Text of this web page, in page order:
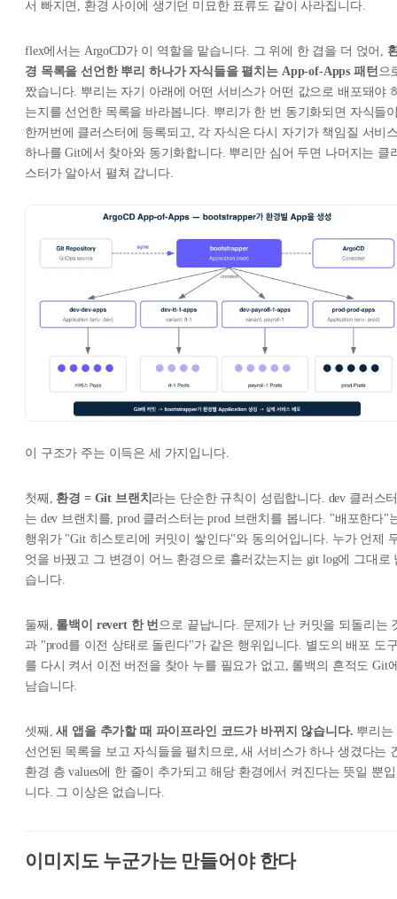
서 빠지면, 환경 사이에 생기던 미묘한 표류도 같이 사라집니다.
flex에서는 ArgoCD가 이 역할을 맡습니다. 그 위에 한 겹을 더 얹어,
경 목록을 선언한 뿌리 하나가 자식들을 펼치는 App-of-Apps 패턴 으
짰습니다. 뿌리는 자기 아래에 어떤 서비스가 어떤 값으로 배포돼야
는지를 선언한 목록을 바라봅니다. 뿌리가 한 번 동기화되면 자식들
한꺼번에 클러스터에 등록되고, 각 자식은 다시 자기가 책임질 서비
하나를 Git에서 찾아와 동기화합니다. 뿌리만 심어 두면 나머지는 클
스터가 알아서 펼쳐 갑니다.
이 구조가 주는 이득은 세 가지입니다.
첫째, 환경 = Git 브랜치 라는 단순한 규칙이 성립합니다. dev 클러스
는 dev 브랜치를, prod 클러스터는 prod 브랜치를 봅니다. "배포한다"
행위가 "Git 히스토리에 커밋이 쌓인다"와 동의어입니다. 누가 언제
엇을 바꿨고 그 변경이 어느 환경으로 흘러갔는지는 git log에 그대로
습니다.
둘째, 롤백이 revert 한 번 으로 끝납니다. 문제가 난 커밋을 되돌리는
과 "prod를 이전 상태로 돌린다"가 같은 행위입니다. 별도의 배포 도
를 다시 켜서 이전 버전을 찾아 누를 필요가 없고, 롤백의 흔적도 Git
남습니다.
셋째,새 앱을 추가할 때 파이프라인 코드가 바뀌지 않습니다. 뿌리는
선언된 목록을 보고 자식들을 펼치므로, 새 서비스가 하나 생겼다는
환경 층 values에 한 줄이 추가되고 해당 환경에서 켜진다는 뜻일 뿐입
니다. 그 이상은 없습니다.
이미지도 누군가는 만들어야 한다